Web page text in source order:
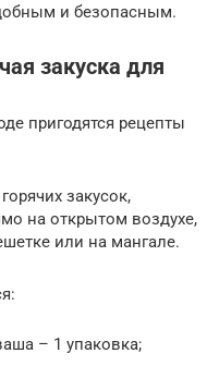
и безопасным.
закуска для
пригодятся рецепты
закусок,
на открытом воздухе,
или на мангале.
– 1 упаковка;